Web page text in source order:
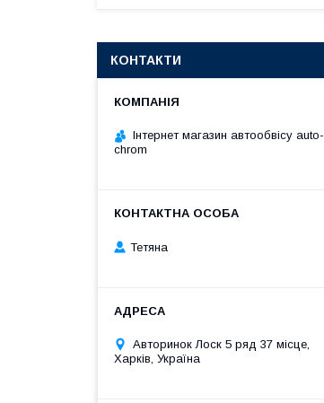
КОНТАКТИ
Інтернет магазин автообвісу auto-
chrom
Тетяна
Авторинок Лоск 5 ряд 37 місце,
Харків, Україна